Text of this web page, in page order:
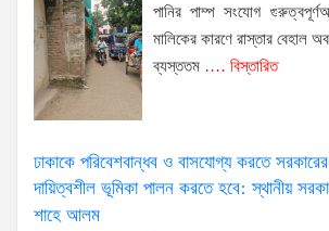
পানির পাম্প সংযোগ
মালিকের কারণে রাস্তার বেহাল
ব্যস্ততম .... বিস্তারিত
ঢাকাকে পরিবেশবান্ধব ও বাসযোগ্য করতে সরকারের
দায়িত্বশীল ভূমিকা পালন করতে হবে: স্থানীয়
শাহে আলম